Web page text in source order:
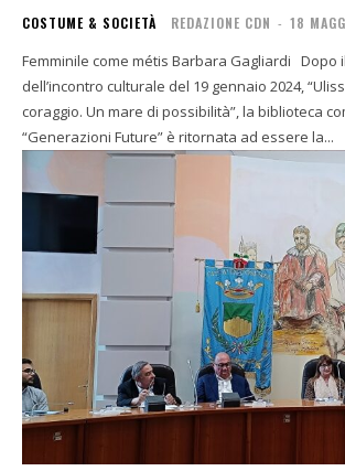
COSTUME & SOCIETÀ REDAZIONE CDN - 18
Femminile come métis Barbara Gagliardi Dopo il successo
dell’incontro culturale del 19 gennaio 2024,
coraggio. Un mare di possibilità”, la biblioteca
“Generazioni Future” è ritornata ad essere la...